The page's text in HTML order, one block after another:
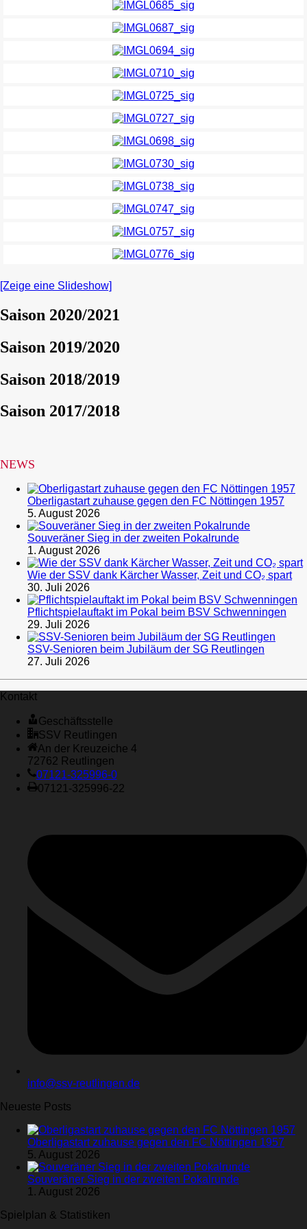
[Zeige eine Slideshow]
Saison 2020/2021
Saison 2019/2020
Saison 2018/2019
Saison 2017/2018
NEWS
Oberligastart zuhause gegen den FC Nöttingen 1957
5. August 2026
Souveräner Sieg in der zweiten Pokalrunde
1. August 2026
Wie der SSV dank Kärcher Wasser, Zeit und CO₂ spart
30. Juli 2026
Pflichtspielauftakt im Pokal beim BSV Schwenningen
29. Juli 2026
SSV-Senioren beim Jubiläum der SG Reutlingen
27. Juli 2026
Kontakt
Geschäftsstelle
SSV Reutlingen
An der Kreuzeiche 4
72762 Reutlingen
07121-325996-0
07121-325996-22
info@ssv-reutlingen.de
Neueste Posts
Oberligastart zuhause gegen den FC Nöttingen 1957
5. August 2026
Souveräner Sieg in der zweiten Pokalrunde
1. August 2026
Spielplan & Statistiken